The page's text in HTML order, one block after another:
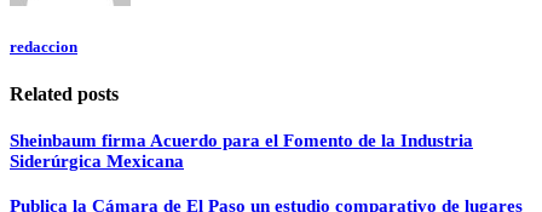
redaccion
Related posts
Sheinbaum firma Acuerdo para el Fomento de la Industria
Siderúrgica Mexicana
Publica la Cámara de El Paso un estudio comparativo de lugares